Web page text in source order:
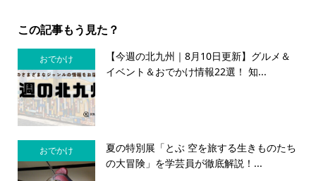
この記事もう見た？
おでかけ
【今週の北九州｜8月10日更新】グルメ＆
イベント＆おでかけ情報22選！ 知...
おでかけ
夏の特別展「とぶ 空を旅する生きものたち
の大冒険」を学芸員が徹底解説！...